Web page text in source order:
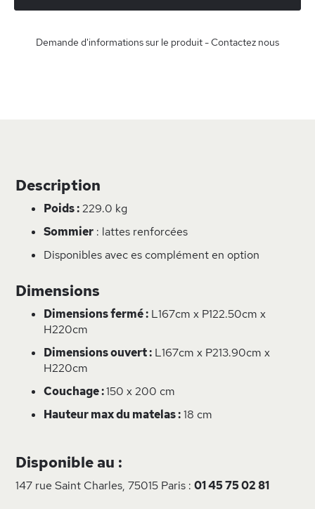
Demande d'informations sur le produit - Contactez nous
Description
Poids :229.0 kg
Sommier : lattes renforcées
Disponibles avec es complément en option
Dimensions
Dimensions fermé : L167cm x P122.50cm x
H220cm
Dimensions ouvert : L167cm x P213.90cm x
H220cm
Couchage :150 x 200 cm
Hauteur max du matelas :18 cm
Disponible au :
147 rue Saint Charles, 75015 Paris : 01 45 75 02 81